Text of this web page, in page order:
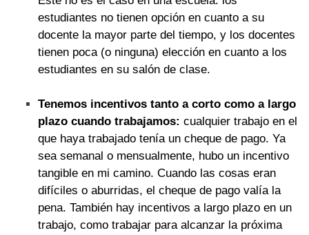
estudiantes no tienen opción en cuanto a su
docente la mayor parte del tiempo, y los docentes
tienen poca (o ninguna) elección en cuanto a los
estudiantes en su salón de clase.
Tenemos incentivos tanto a corto como a largo
plazo cuando trabajamos: cualquier trabajo en el
que haya trabajado tenía un cheque de pago. Ya
sea semanal o mensualmente, hubo un incentivo
tangible en mi camino. Cuando las cosas eran
difíciles o aburridas, el cheque de pago valía la
pena. También hay incentivos a largo plazo en un
trabajo, como trabajar para alcanzar la próxima